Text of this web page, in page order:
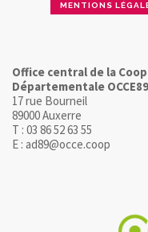
MENTIONS
Office central de la
Départementale OCCE89
17 rue Bourneil
89000 Auxerre
T : 03 86 52 63 55
E : ad89@occe.coop